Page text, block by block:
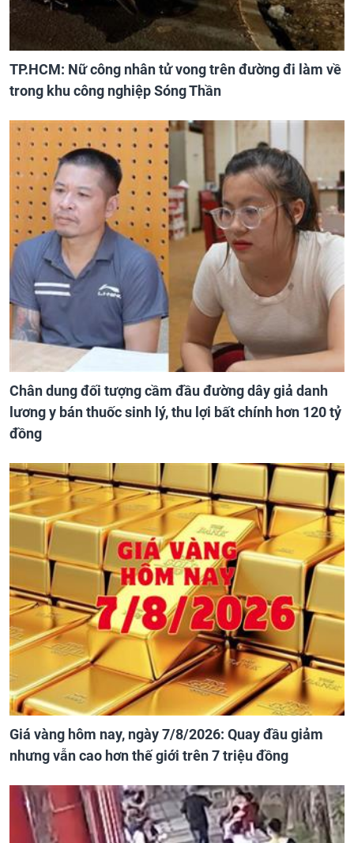
TP.HCM: Nữ công nhân tử vong trên đường đi làm về
trong khu công nghiệp Sóng Thần
Chân dung đối tượng cầm đầu đường dây giả danh
lương y bán thuốc sinh lý, thu lợi bất chính hơn 120 tỷ
đồng
Giá vàng hôm nay, ngày 7/8/2026: Quay đầu giảm
nhưng vẫn cao hơn thế giới trên 7 triệu đồng